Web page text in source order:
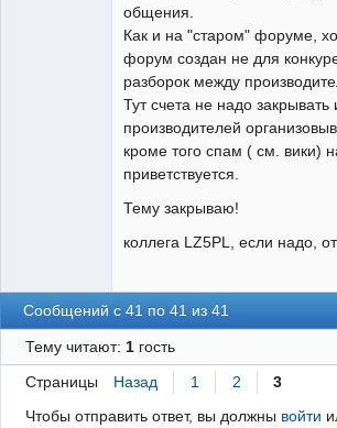
общения.
Как и на "старом" форуме,
форум создан не для
разборок между
Тут счета не надо закрывать
производителей
кроме того спам ( см. вики)
приветствуется.
Тему закрываю!
коллега LZ5PL, если надо,
Сообщений с 41 по 41 из 41
Тему читают: 1гость
Страницы Назад 1 2
3
Чтобы отправить ответ, вы должны войти